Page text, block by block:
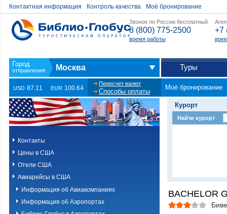
Контактная информация Контроль качества Моё бронирование
Звонок по России бесплатный
8 (800) 775-2500
время работы
+7
Москва Туры
USD 87.11 EUR 100.64
Пересчет валют
Способы оплаты
Моё бронирование
Контакты
Цены в США
Отели США
Авиарейсы в США
Информация об Авиакомпаниях
Информация об Аэропортах
Курорт
Найти курорт
BACHELOR